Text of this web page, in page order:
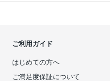
ご利用ガイド
はじめての方へ
ご満足度保証について